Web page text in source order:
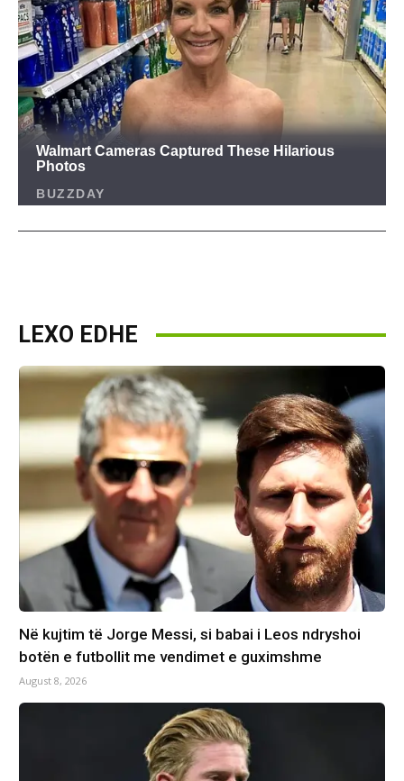
LEXO EDHE
Në kujtim të Jorge Messi, si babai i Leos ndryshoi
botën e futbollit me vendimet e guximshme
August 8, 2026